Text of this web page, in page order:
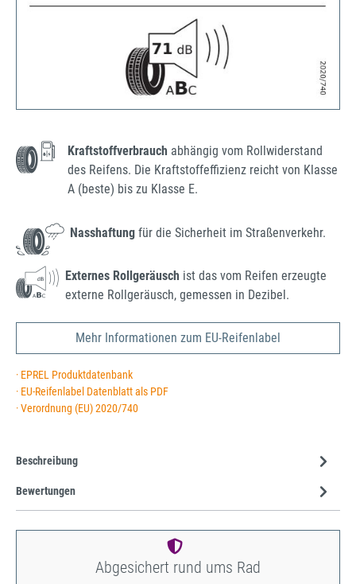
Kraftstoffverbrauch abhängig vom Rollwiderstand
des Reifens. Die Kraftstoffeffizienz reicht von Klasse
A (beste) bis zu Klasse E.
Nasshaftung für die Sicherheit im Straßenverkehr.
Externes Rollgeräusch ist das vom Reifen erzeugte
externe Rollgeräusch, gemessen in Dezibel.
Mehr Informationen zum EU-Reifenlabel
· EPREL Produktdatenbank
· EU-Reifenlabel Datenblatt als PDF
· Verordnung (EU) 2020/740
Beschreibung
Bewertungen
Abgesichert rund ums Rad